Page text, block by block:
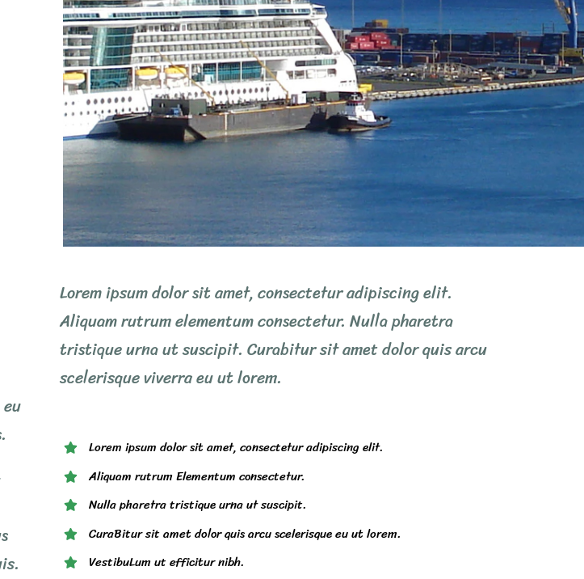
Lorem ipsum dolor sit amet, consectetur adipiscing elit.
Aliquam rutrum elementum consectetur. Nulla pharetra
tristique urna ut suscipit. Curabitur sit amet dolor quis arcu
scelerisque viverra eu ut lorem.
Lorem ipsum dolor sit amet, consectetur adipiscing elit.
Aliquam rutrum Elementum consectetur.
Nulla pharetra tristique urna ut suscipit.
CuraBitur sit amet dolor quis arcu scelerisque eu ut lorem.
VestibuLum ut efficitur nibh.